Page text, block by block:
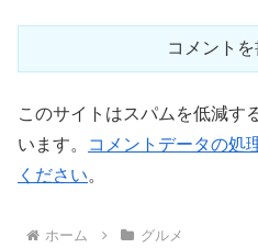
コメント
このサイトはスパムを低減す
います。
コメントデータの処
ください。
ホーム グルメ